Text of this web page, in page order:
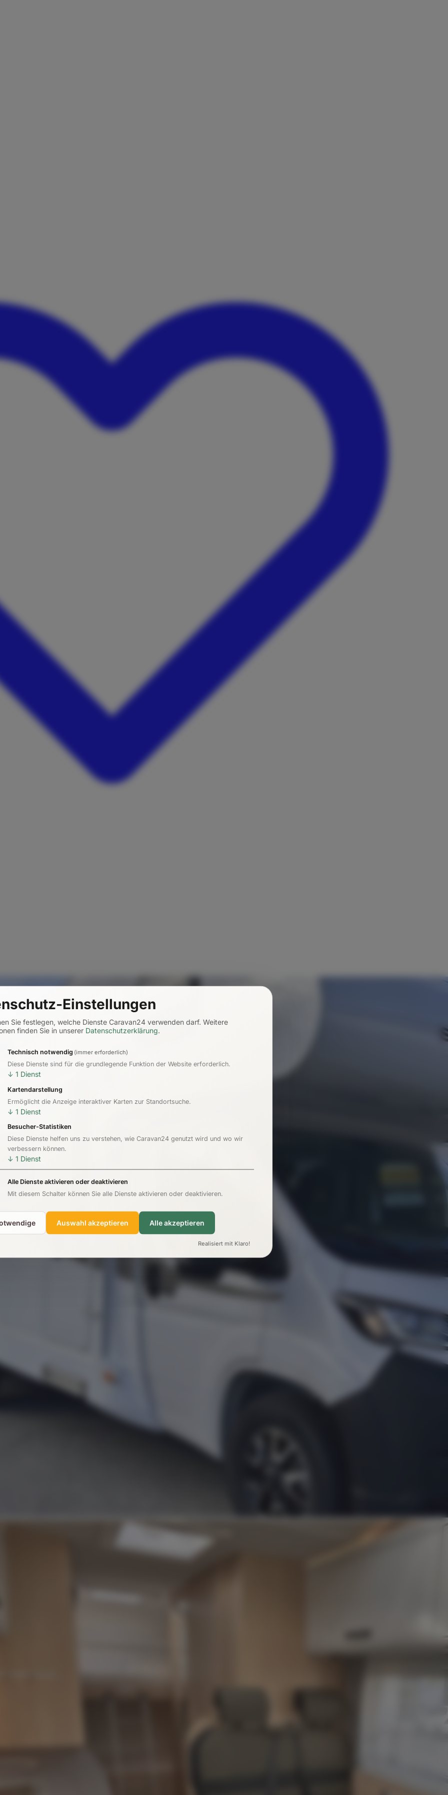
Einstellungen
Sie festlegen, welche Dienste Caravan24 verwenden darf. Weitere
finden Sie in unserer Datenschutzerklärung.
Technisch notwendig (immer erforderlich)
Diese Dienste sind für die grundlegende Funktion der Website erforderlich.
↓ 1 Dienst
Kartendarstellung
Ermöglicht die Anzeige interaktiver Karten zur Standortsuche.
↓ 1 Dienst
Besucher-Statistiken
Diese Dienste helfen uns zu verstehen, wie Caravan24 genutzt wird und wo wir
verbessern können.
↓ 1 Dienst
Alle Dienste aktivieren oder deaktivieren
Mit diesem Schalter können Sie alle Dienste aktivieren oder deaktivieren.
Auswahl akzeptieren Alle akzeptieren
Realisiert mit Klaro!